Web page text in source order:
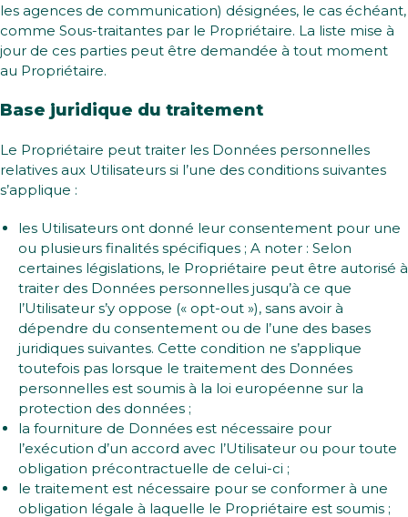
les agences de communication) désignées, le cas échéant,
comme Sous-traitantes par le Propriétaire. La liste mise à
jour de ces parties peut être demandée à tout moment
au Propriétaire.
Base juridique du traitement
Le Propriétaire peut traiter les Données personnelles
relatives aux Utilisateurs si l’une des conditions suivantes
s’applique :
les Utilisateurs ont donné leur consentement pour une
ou plusieurs finalités spécifiques ; A noter : Selon
certaines législations, le Propriétaire peut être autorisé à
traiter des Données personnelles jusqu’à ce que
l’Utilisateur s’y oppose (« opt-out »), sans avoir à
dépendre du consentement ou de l’une des bases
juridiques suivantes. Cette condition ne s’applique
toutefois pas lorsque le traitement des Données
personnelles est soumis à la loi européenne sur la
protection des données ;
la fourniture de Données est nécessaire pour
l’exécution d’un accord avec l’Utilisateur ou pour toute
obligation précontractuelle de celui-ci ;
le traitement est nécessaire pour se conformer à une
obligation légale à laquelle le Propriétaire est soumis ;